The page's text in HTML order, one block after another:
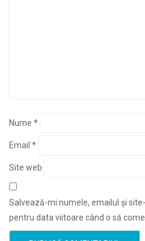
Nume *
Email *
Site web
Salvează-mi numele, emailul și
pentru data viitoare când o să